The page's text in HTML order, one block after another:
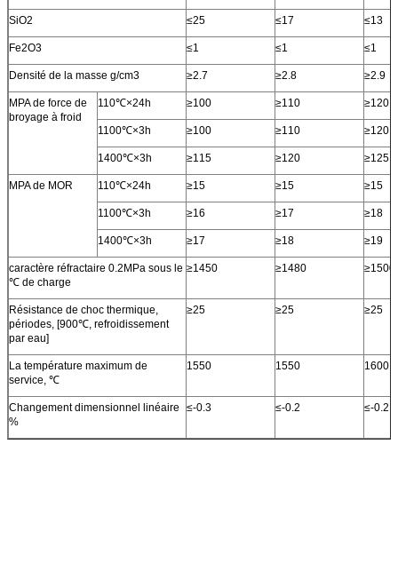
SiO2 ≤25 ≤17 ≤13
Fe2O3 ≤1 ≤1 ≤1
Densité de la masse g/cm3 ≥2.7 ≥2.8 ≥2.9
MPA de force de
broyage à froid
110℃×24h ≥100 ≥110 ≥120
1100℃×3h ≥100 ≥110 ≥120
1400℃×3h ≥115 ≥120 ≥125
MPA de MOR 110℃×24h ≥15 ≥15 ≥15
1100℃×3h ≥16 ≥17 ≥18
1400℃×3h ≥17 ≥18 ≥19
caractère réfractaire 0.2MPa sous le
℃ de charge
≥1450 ≥1480 ≥1500
Résistance de choc thermique,
périodes, [900℃, refroidissement
par eau]
≥25 ≥25 ≥25
La température maximum de
service, ℃
1550 1550 1600
Changement dimensionnel linéaire
%
≤-0.3 ≤-0.2 ≤-0.2